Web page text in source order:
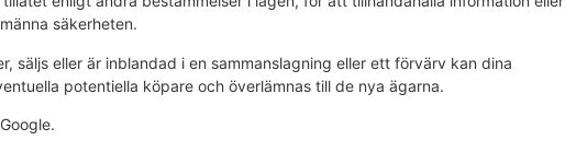
säkerheten.
säljs eller är inblandad i en sammanslagning eller ett förvärv kan dina
potentiella köpare och överlämnas till de nya ägarna.